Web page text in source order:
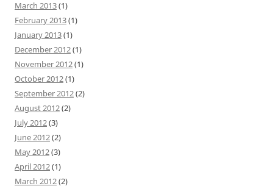
March 2013(1)
February 2013(1)
January 2013(1)
December 2012(1)
November 2012(1)
October 2012(1)
September 2012(2)
August 2012(2)
July 2012(3)
June 2012(2)
May 2012(3)
April 2012(1)
March 2012(2)